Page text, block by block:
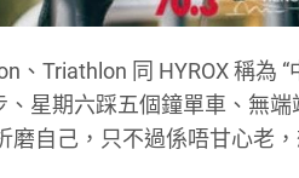
、Triathlon 同 HYROX 稱為
星期六踩五個鐘單車、無
磨自己，只不過係唔甘心老，